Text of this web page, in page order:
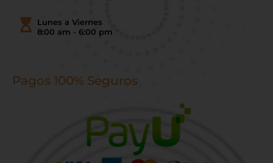
Lunes a Viernes
8:00 am - 6:00 pm
Pagos 100% Seguros